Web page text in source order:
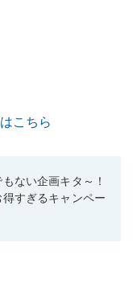
こちら
ない企画キタ～！
すぎるキャンペー